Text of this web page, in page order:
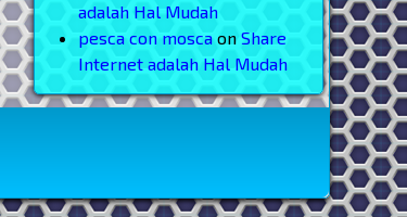
adalah Hal Mudah
pesca con mosca on Share
Internet adalah Hal Mudah